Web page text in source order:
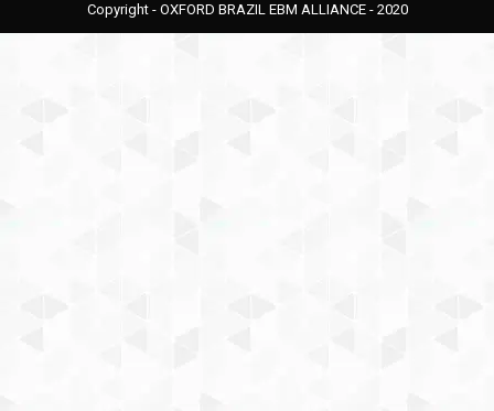
Copyright - OXFORD BRAZIL EBM ALLIANCE - 2020